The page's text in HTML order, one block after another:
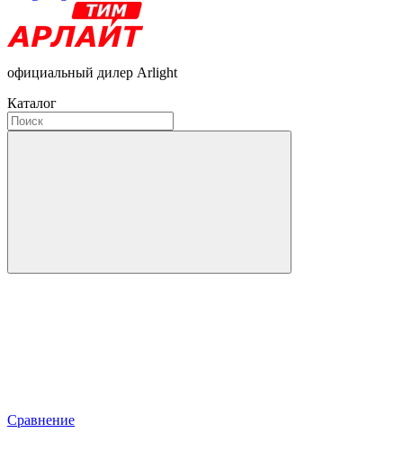
официальный дилер Arlight
Каталог
Сравнение